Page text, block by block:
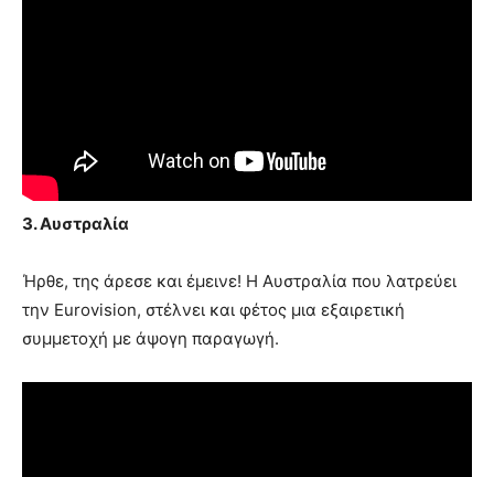
3. Αυστραλία
Ήρθε, της άρεσε και έμεινε! Η Αυστραλία που λατρεύει
την Eurovision, στέλνει και φέτος μια εξαιρετική
συμμετοχή με άψογη παραγωγή.